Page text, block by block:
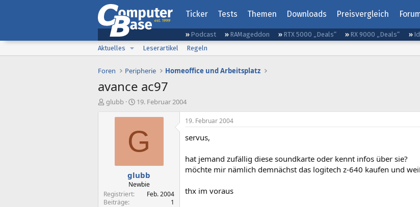
Ticker Tests Themen Downloads Preisvergleich
Podcast RAMageddon RTX 5000 „Deals“ RX 9000 „Deals“
Aktuelles
Leserartikel Regeln
Foren Peripherie Homeoffice und Arbeitsplatz
avance ac97
E
glubb
E
s
t
l
t
a
m
19. Februar 2004
G
glubb
Newbie
Registriert
Feb. 2004
Beiträge
1
19. Februar 2004
servus,
hat jemand zufällig diese soundkarte oder kennt infos über sie?
möchte mir nämlich demnächst das logitech z-640 kaufen und
thx im voraus